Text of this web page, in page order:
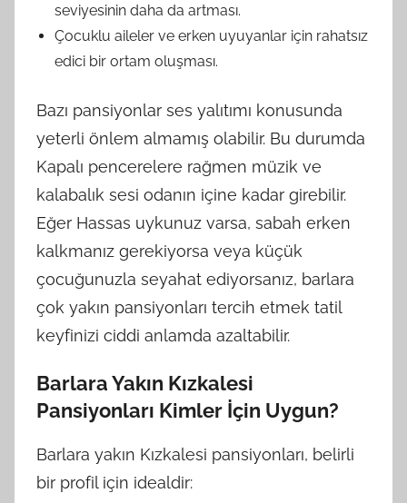
seviyesinin daha da artması.
Çocuklu aileler ve erken uyuyanlar için rahatsız
edici bir ortam oluşması.
Bazı pansiyonlar ses yalıtımı konusunda
yeterli önlem almamış olabilir. Bu durumda
Kapalı pencerelere rağmen müzik ve
kalabalık sesi odanın içine kadar girebilir.
Eğer Hassas uykunuz varsa, sabah erken
kalkmanız gerekiyorsa veya küçük
çocuğunuzla seyahat ediyorsanız, barlara
çok yakın pansiyonları tercih etmek tatil
keyfinizi ciddi anlamda azaltabilir.
Barlara Yakın Kızkalesi
Pansiyonları Kimler İçin Uygun?
Barlara yakın Kızkalesi pansiyonları, belirli
bir profil için idealdir: